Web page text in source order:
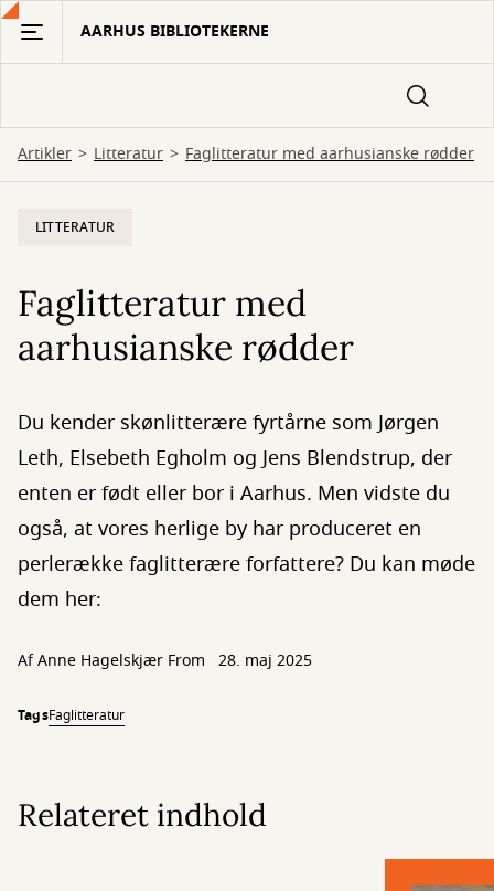
Gå
hovedindhold
AARHUS BIBLIOTEKERNE
Artikler Litteratur Faglitteratur med aarhusianske rødder
LITTERATUR
Faglitteratur med
aarhusianske rødder
Du kender skønlitterære fyrtårne som Jørgen
Leth, Elsebeth Egholm og Jens Blendstrup, der
enten er født eller bor i Aarhus. Men vidste du
også, at vores herlige by har produceret en
perlerække faglitterære forfattere? Du kan møde
dem her:
AfAnne Hagelskjær From 28. maj 2025
TagsFaglitteratur
Relateret indhold